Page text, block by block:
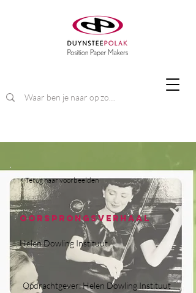
< Terug naar voorbeelden
Oorsprongsverhaal
Helen Dowling Instituut
Opdrachtgever: Helen Dowling Instituut